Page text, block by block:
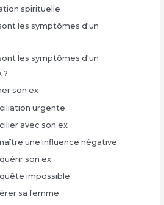
spirituelle
les symptômes d'un
les symptômes d'un
?
son ex
urgente
avec son ex
une influence négative
son ex
impossible
sa femme